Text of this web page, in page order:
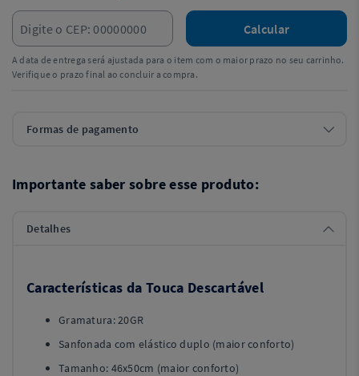
Calcular
A data de entrega será ajustada para o item com o maior prazo no seu carrinho.
Verifique o prazo final ao concluir a compra.
Formas de pagamento
Importante saber sobre esse produto:
Detalhes
Características da Touca Descartável
Gramatura: 20GR
Sanfonada com elástico duplo (maior conforto)
Tamanho: 46x50cm (maior conforto)